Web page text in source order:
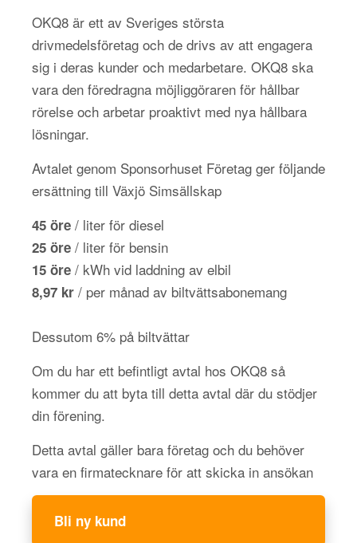
OKQ8 är ett av Sveriges största
drivmedelsföretag och de drivs av att engagera
sig i deras kunder och medarbetare. OKQ8 ska
vara den föredragna möjliggöraren för hållbar
rörelse och arbetar proaktivt med nya hållbara
lösningar.
Avtalet genom Sponsorhuset Företag ger följande
ersättning till Växjö Simsällskap
45 öre / liter för diesel
25 öre / liter för bensin
15 öre / kWh vid laddning av elbil
8,97 kr / per månad av biltvättsabonemang
Dessutom 6% på biltvättar
Om du har ett befintligt avtal hos OKQ8 så
kommer du att byta till detta avtal där du stödjer
din förening.
Detta avtal gäller bara företag och du behöver
vara en firmatecknare för att skicka in ansökan
Bli ny kund